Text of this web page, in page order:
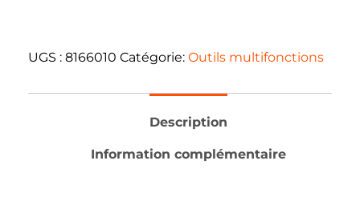
UGS : 8166010 Catégorie: Outils multifonctions
Description
Information complémentaire